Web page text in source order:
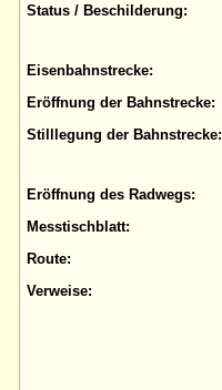
Status / Beschilderung:
Eisenbahnstrecke:
Eröffnung der Bahnstrecke:
Stilllegung der Bahnstrecke:
Eröffnung des Radwegs:
Messtischblatt:
Route:
Verweise: